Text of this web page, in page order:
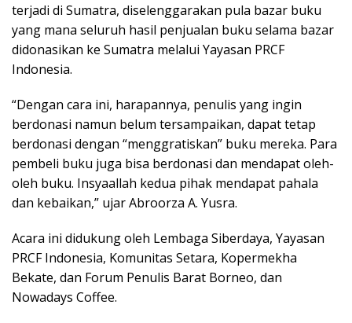
terjadi di Sumatra, diselenggarakan pula bazar buku
yang mana seluruh hasil penjualan buku selama bazar
didonasikan ke Sumatra melalui Yayasan PRCF
Indonesia.
“Dengan cara ini, harapannya, penulis yang ingin
berdonasi namun belum tersampaikan, dapat tetap
berdonasi dengan “menggratiskan” buku mereka. Para
pembeli buku juga bisa berdonasi dan mendapat oleh-
oleh buku. Insyaallah kedua pihak mendapat pahala
dan kebaikan,” ujar Abroorza A. Yusra.
Acara ini didukung oleh Lembaga Siberdaya, Yayasan
PRCF Indonesia, Komunitas Setara, Kopermekha
Bekate, dan Forum Penulis Barat Borneo, dan
Nowadays Coffee.